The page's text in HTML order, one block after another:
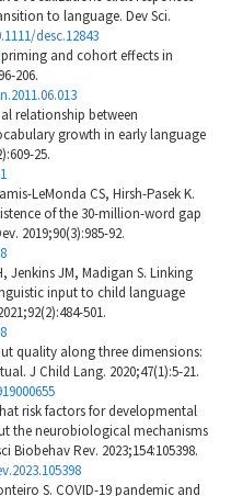
to language. Dev Sci.
desc.12843
and cohort effects in
206.
relationship between
growth in early language
25.
LeMonda CS, Hirsh-Pasek K.
of the 30-million-word gap
2019;90(3):985-92.
Jenkins JM, Madigan S. Linking
input to child language
501.
quality along three dimensions:
J Child Lang. 2020;47(1):5-21.
risk factors for developmental
the neurobiological mechanisms
Rev. 2023;154:105398.
S. COVID-19 pandemic and